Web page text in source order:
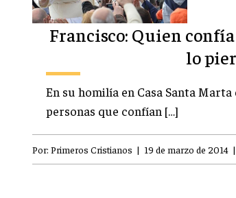
Francisco: Quien
lo
En su homilía en Casa Santa
personas que confían […]
Por: Primeros Cristianos | 19 de marzo de 2014 |